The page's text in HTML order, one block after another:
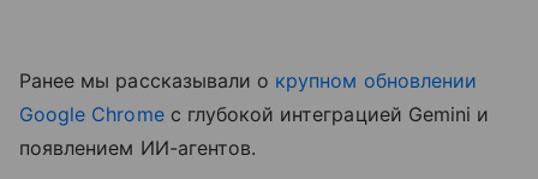
Ранее мы рассказывали о крупном обновлении
Google Chromeс глубокой интеграцией Gemini и
появлением ИИ-агентов.